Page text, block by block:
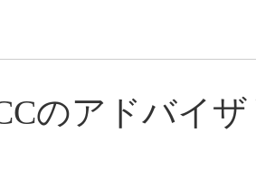
のアドバイ